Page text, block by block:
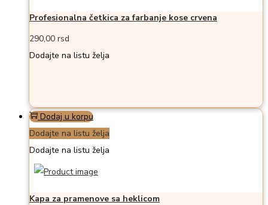
Profesionalna četkica za farbanje kose crvena
290,00 rsd
Dodajte na listu želja
Dodaj u korpu
Dodajte na listu želja
Dodajte na listu želja
Kapa za pramenove sa heklicom